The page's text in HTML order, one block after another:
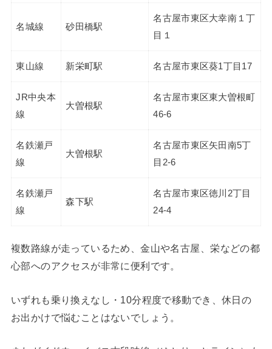
名城線 砂田橋駅
名古屋市東区大幸南１丁
目１
東山線 新栄町駅 名古屋市東区葵1丁目17
JR中央本
線
大曽根駅
名古屋市東区東大曽根町
46-6
名鉄瀬戸
線
大曽根駅
名古屋市東区矢田南5丁
目2-6
名鉄瀬戸
線
森下駅
名古屋市東区徳川2丁目
24-4
複数路線が走っているため、金山や名古屋、栄などの都
心部へのアクセスが非常に便利です。
いずれも乗り換えなし・10分程度で移動でき、休日の
お出かけで悩むことはないでしょう。